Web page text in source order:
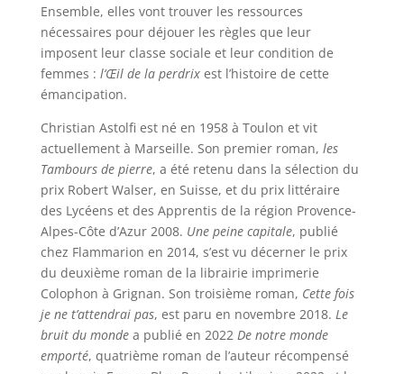
Ensemble, elles vont trouver les ressources
nécessaires pour déjouer les règles que leur
imposent leur classe sociale et leur condition de
femmes : l‘Œil de la perdrixest l’histoire de cette
émancipation.
Christian Astolfi est né en 1958 à Toulon et vit
actuellement à Marseille. Son premier roman, les
Tambours de pierre, a été retenu dans la sélection du
prix Robert Walser, en Suisse, et du prix littéraire
des Lycéens et des Apprentis de la région Provence-
Alpes-Côte d’Azur 2008. Une peine capitale, publié
chez Flammarion en 2014, s’est vu décerner le prix
du deuxième roman de la librairie imprimerie
Colophon à Grignan. Son troisième roman, Cette fois
je ne t’attendrai pas, est paru en novembre 2018. Le
bruit du mondea publié en 2022 De notre monde
emporté, quatrième roman de l’auteur récompensé